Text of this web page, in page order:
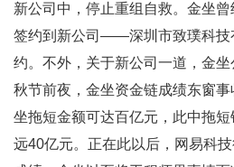
新公司中，停止重组自救。金坐曾
签约到新公司——深圳市致璞科技
约。不外，关于新公司一道，金坐
秋节前夜，金坐资金链成绩东窗
坐拖短金额可达百亿元，此中拖
远40亿元。正在此以后，网易科